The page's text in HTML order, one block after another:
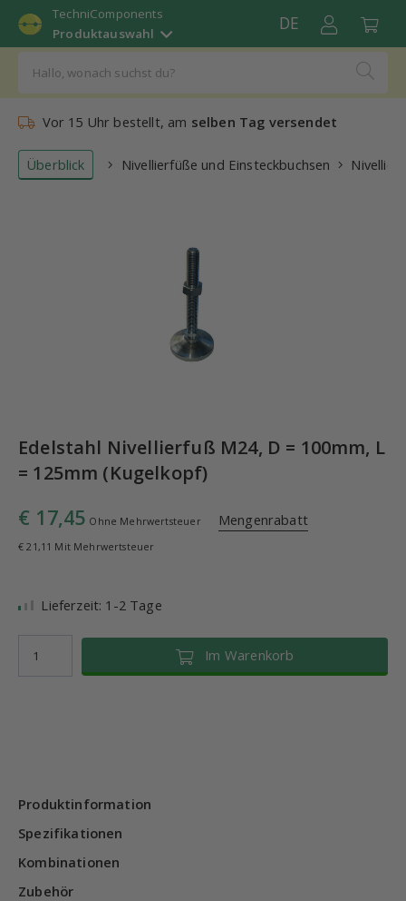
TechniComponents
Produktauswahl
DE
Vor 15 Uhr bestellt, am selben Tag versendet
Überblick Nivellierfüße und Einsteckbuchsen
Edelstahl Nivellierfuß M24, D = 100mm, L
= 125mm (Kugelkopf)
€ 17,45 Ohne Mehrwertsteuer Mengenrabatt
€ 21,11 Mit Mehrwertsteuer
Lieferzeit: 1-2 Tage
Im Warenkorb
Produktinformation
Spezifikationen
Kombinationen
Zubehör